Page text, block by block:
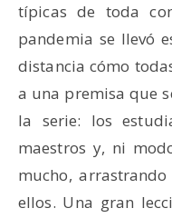
típicas de toda
pandemia se llevó
distancia cómo
a una premisa que
la serie: los
maestros y, ni
mucho,
ellos. Una gran